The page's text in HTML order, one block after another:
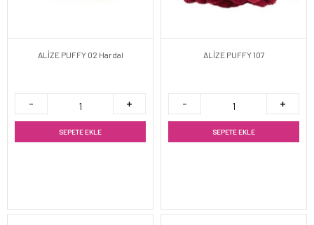
ALİZE PUFFY 02 Hardal
SEPETE EKLE
ALİZE PUFFY 107
SEPETE EKLE